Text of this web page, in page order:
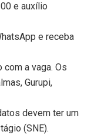
e auxílio
e receba
a vaga. Os
Gurupi,
devem ter um
(SNE).